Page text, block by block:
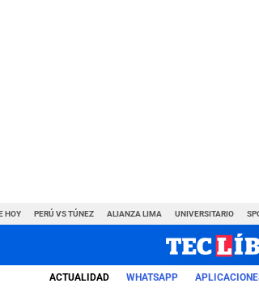
HOY PERÚ VS TÚNEZ ALIANZA LIMA UNIVERSITARIO
ACTUALIDAD WHATSAPP